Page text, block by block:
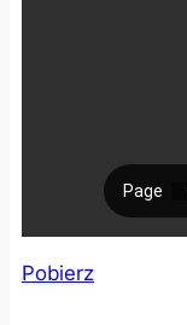
Pobierz